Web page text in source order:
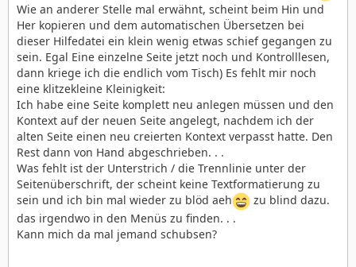
Wie an anderer Stelle mal erwähnt, scheint beim Hin und
Her kopieren und dem automatischen Übersetzen bei
dieser Hilfedatei ein klein wenig etwas schief gegangen zu
sein. Egal Eine einzelne Seite jetzt noch und Kontrolllesen,
dann kriege ich die endlich vom Tisch) Es fehlt mir noch
eine klitzekleine Kleinigkeit:
Ich habe eine Seite komplett neu anlegen müssen und den
Kontext auf der neuen Seite angelegt, nachdem ich der
alten Seite einen neu creierten Kontext verpasst hatte. Den
Rest dann von Hand abgeschrieben. . .
Was fehlt ist der Unterstrich / die Trennlinie unter der
Seitenüberschrift, der scheint keine Textformatierung zu
sein und ich bin mal wieder zu blöd aeh
zu blind dazu.
das irgendwo in den Menüs zu finden. . .
Kann mich da mal jemand schubsen?